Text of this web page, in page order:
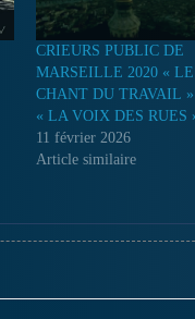
CRIEURS PUBLIC DE
MARSEILLE 2020 « LE
CHANT DU TRAVAIL
« LA VOIX DES RUES
11 février 2026
Article similaire